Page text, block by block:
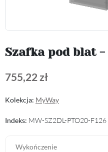
Szafka pod blat -
755,22 zł
Kolekcja: MyWay
Indeks: MW-SZ2DL-PTO20-F126
Wykończenie